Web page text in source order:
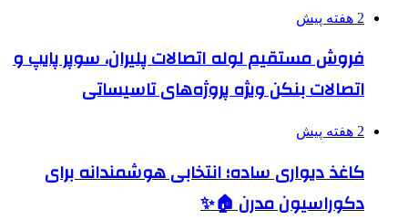
2 هفته پیش
فروش مستقیم لوله اتصالات پلیران، سوپر پایپ و
اتصالات بنکن ویژه پروژه‌های تاسیساتی
2 هفته پیش
کاغذ دیواری ساده؛ انتخابی هوشمندانه برای
دکوراسیون مدرن 🏠✨